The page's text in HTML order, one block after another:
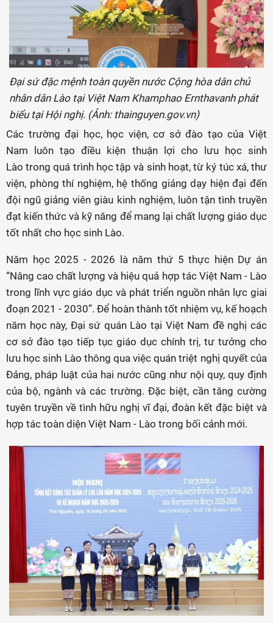
Đại sứ đặc mệnh toàn quyền nước Cộng hòa dân chủ
nhân dân Lào tại Việt Nam Khamphao Ernthavanh phát
biểu tại Hội nghị. (Ảnh: thainguyen.gov.vn)
Các trường đại học, học viện, cơ sở đào tạo của Việt
Nam luôn tạo điều kiện thuận lợi cho lưu học sinh
Lào trong quá trình học tập và sinh hoạt, từ ký túc xá, thư
viện, phòng thí nghiệm, hệ thống giảng dạy hiện đại đến
đội ngũ giảng viên giàu kinh nghiệm, luôn tận tình truyền
đạt kiến thức và kỹ năng để mang lại chất lượng giáo dục
tốt nhất cho học sinh Lào.
Năm học 2025 - 2026 là năm thứ 5 thực hiện Dự án
“Nâng cao chất lượng và hiệu quả hợp tác Việt Nam - Lào
trong lĩnh vực giáo dục và phát triển nguồn nhân lực giai
đoạn 2021 - 2030”. Để hoàn thành tốt nhiệm vụ, kế hoạch
năm học này, Đại sứ quán Lào tại Việt Nam đề nghị các
cơ sở đào tạo tiếp tục giáo dục chính trị, tư tưởng cho
lưu học sinh Lào thông qua việc quán triệt nghị quyết của
Đảng, pháp luật của hai nước cũng như nội quy, quy định
của bộ, ngành và các trường. Đặc biệt, cần tăng cường
tuyên truyền về tình hữu nghị vĩ đại, đoàn kết đặc biệt và
hợp tác toàn diện Việt Nam - Lào trong bối cảnh mới.